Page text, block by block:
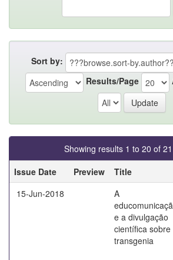
Sort by:
Results/Page
Showing results 1 to 20 of 21
Issue Date
Preview Title
15-Jun-2018
A
e a divulgação
científica sobre
transgenia